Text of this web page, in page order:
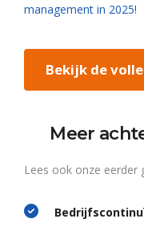
management in 2025!
Bekijk de
Meer
Lees ook onze eerder